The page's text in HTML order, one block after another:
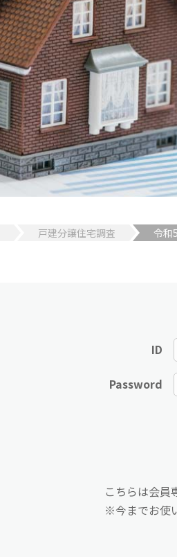
戸建分譲住宅調査 令和
ID
Password
こちらは会員
※今までお使